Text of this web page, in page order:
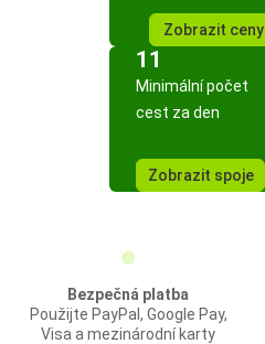
Zobrazit ceny
11
Minimální počet
cest za den
Zobrazit spoje
Bezpečná platba
Použijte PayPal, Google Pay,
Visa a mezinárodní karty